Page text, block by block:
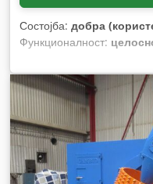
Состојба: добра
Функционалност: